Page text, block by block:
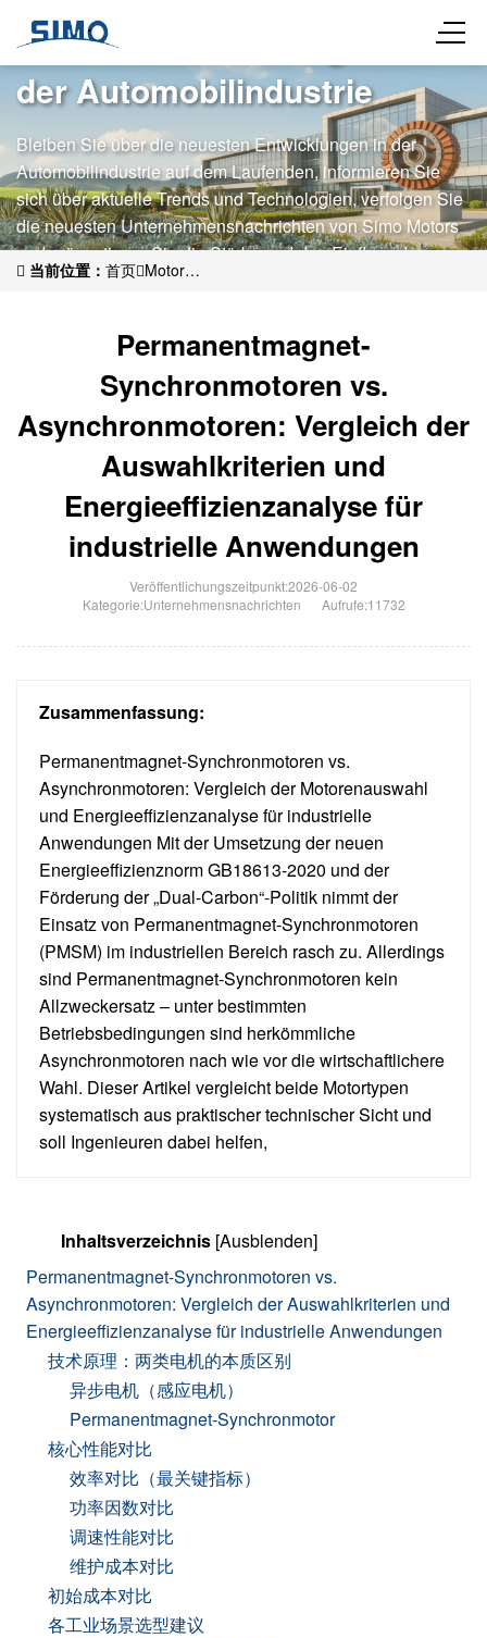
Neueste Entwicklungen in
der Automobilindustrie
Bleiben Sie über die neuesten Entwicklungen in der
Automobilindustrie auf dem Laufenden, informieren Sie
sich über aktuelle Trends und Technologien, verfolgen Sie
die neuesten Unternehmensnachrichten von Simo Motors
und präsentieren Sie die Stärke und den Einfluss der
Marke in der Branche.
当前位置： 首页 Motor
Auswahlkriterien und Energieeffizienzanalyse für industrielle
Permanentmagnet-
Synchronmotoren vs.
Asynchronmotoren: Vergleich der
Auswahlkriterien und
Energieeffizienzanalyse für
industrielle Anwendungen
Veröffentlichungszeitpunkt:2026-06-02
Kategorie:Unternehmensnachrichten Aufrufe:11732
Zusammenfassung:
Permanentmagnet-Synchronmotoren vs.
Asynchronmotoren: Vergleich der Motorenauswahl
und Energieeffizienzanalyse für industrielle
Anwendungen Mit der Umsetzung der neuen
Energieeffizienznorm GB18613-2020 und der
Förderung der „Dual-Carbon“-Politik nimmt der
Einsatz von Permanentmagnet-Synchronmotoren
(PMSM) im industriellen Bereich rasch zu. Allerdings
sind Permanentmagnet-Synchronmotoren kein
Allzweckersatz – unter bestimmten
Betriebsbedingungen sind herkömmliche
Asynchronmotoren nach wie vor die wirtschaftlichere
Wahl. Dieser Artikel vergleicht beide Motortypen
systematisch aus praktischer technischer Sicht und
soll Ingenieuren dabei helfen,
Inhaltsverzeichnis [Ausblenden]
Permanentmagnet-Synchronmotoren vs.
Asynchronmotoren: Vergleich der Auswahlkriterien und
Energieeffizienzanalyse für industrielle Anwendungen
技术原理：两类电机的本质区别
异步电机（感应电机）
Permanentmagnet-Synchronmotor
核心性能对比
效率对比（最关键指标）
功率因数对比
调速性能对比
维护成本对比
初始成本对比
各工业场景选型建议